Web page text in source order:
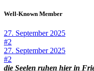
Well-Known Member
27. September 2025
#2
27. September 2025
#2
die Seelen ruhen hier in